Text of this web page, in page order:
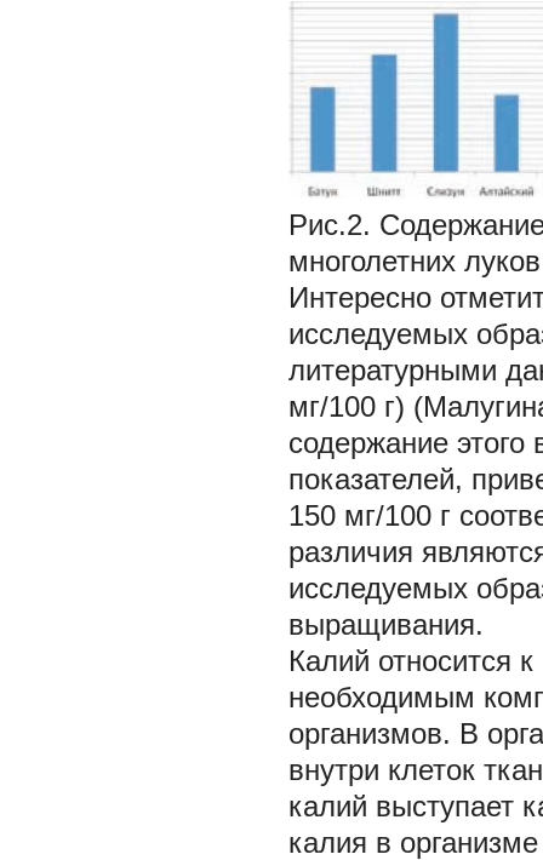
Рис.2.
многолетних
Интересно
исследуемых
литературными
мг/100 г)
содержание
показателей,
150 мг/100 г
различия
исследуемых
выращивания.
Калий относится
необходимым
организмов. В
внутри клеток
калий выступает
калия в